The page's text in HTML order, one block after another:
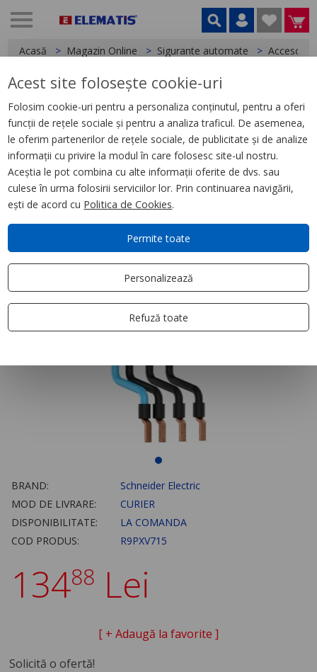
Acasă Magazin Online Sigurante automate Accesorii
< Accesorii
Pieptene vertical 3P+N 150
BRAND:
Schneider Electric
MOD DE LIVRARE:
CURIER
DISPONIBILITATE:
LA COMANDA
COD PRODUS:
R9PXV715
13488 Lei
[ + Adaugă la favorite ]
Solicită o ofertă!
Acest site folosește cookie-uri
Folosim cookie-uri pentru a personaliza conținutul, pentru a oferi
funcții de rețele sociale și pentru a analiza traficul. De asemenea,
le oferim partenerilor de rețele sociale, de publicitate și de analize
informații cu privire la modul în care folosesc site-ul nostru.
Aceștia le pot combina cu alte informații oferite de dvs. sau
culese în urma folosirii serviciilor lor. Prin continuarea navigării,
ești de acord cu Politica de Cookies.
Permite toate
Personalizează
Refuză toate